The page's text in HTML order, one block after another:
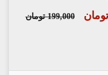
199,000 تومان